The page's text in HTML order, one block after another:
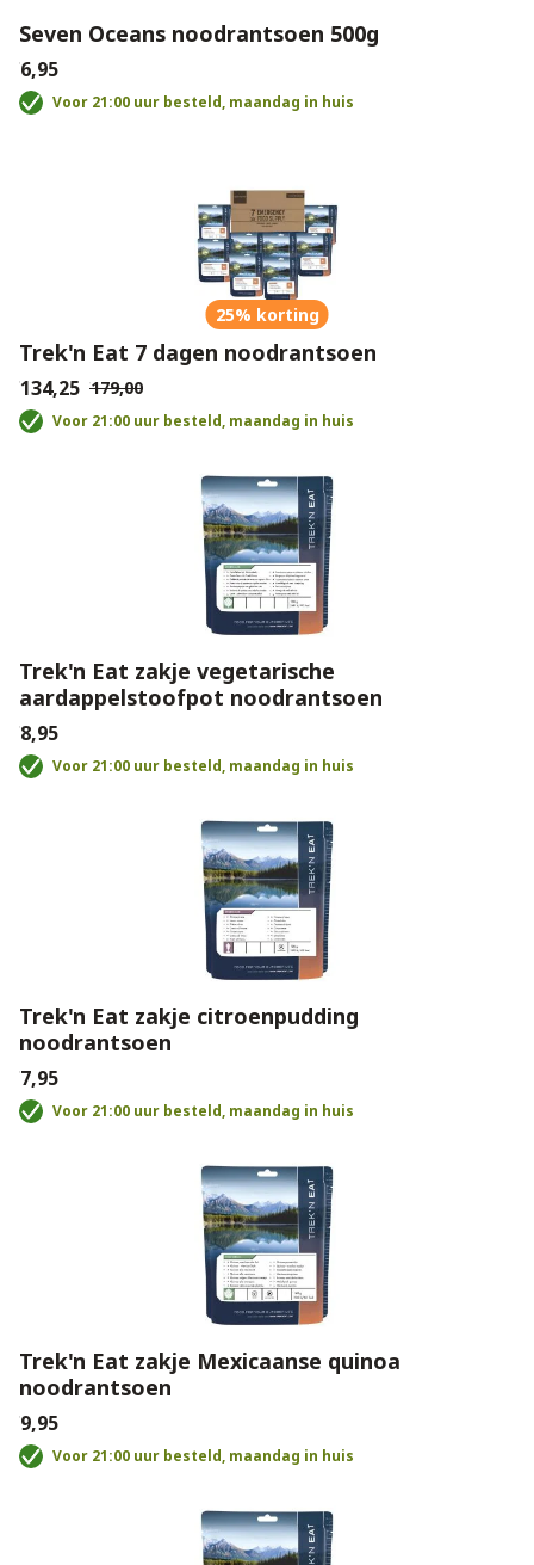
Seven Oceans noodrantsoen 500g
€6,95
Voor 21:00 uur besteld, maandag in huis
25% korting
Trek'n Eat 7 dagen noodrantsoen
€134,25 €179,00
Voor 21:00 uur besteld, maandag in huis
Trek'n Eat zakje vegetarische
aardappelstoofpot noodrantsoen
€8,95
Voor 21:00 uur besteld, maandag in huis
Trek'n Eat zakje citroenpudding
noodrantsoen
€7,95
Voor 21:00 uur besteld, maandag in huis
Trek'n Eat zakje Mexicaanse quinoa
noodrantsoen
€9,95
Voor 21:00 uur besteld, maandag in huis